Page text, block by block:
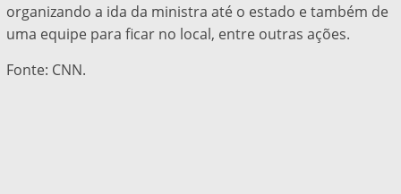
organizando a ida da ministra até o estado e também de
uma equipe para ficar no local, entre outras ações.
Fonte: CNN.